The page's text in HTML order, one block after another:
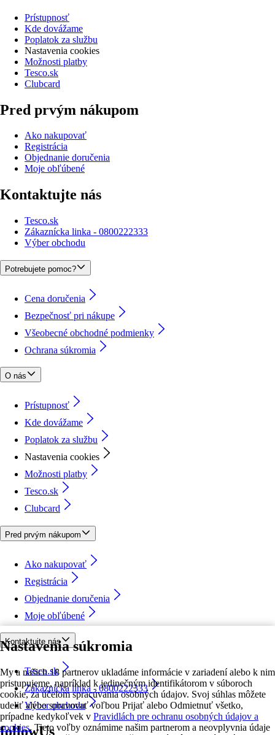
Nastavenia súkromia
My a našich 18 partnerov ukladáme informácie v zariadení alebo k nim
pristupujeme, napríklad k jedinečným identifikátorom v súboroch
cookie, za účelom spracúvania osobných údajov. Svoj súhlas môžete
udeliť alebo spravovať voľbou Prijať alebo Odmietnuť všetko,
prípadne kedykoľvek v Pravidlách pre ochranu osobných údajov a
cookies. Tieto voľby oznámime našim partnerom a neovplyvnia údaje
Prístupnosť
Kde dovážame
Poplatok za službu
Nastavenia cookies
Možnosti platby
Tesco.sk
Clubcard
Pred prvým nákupom
Ako nakupovať
Registrácia
Objednanie doručenia
Moje obľúbené
Kontaktujte nás
Tesco.sk
Zákaznícka linka - 0800222333
Výber obchodu
Potrebujete pomoc?
Cena doručenia
Bezpečnosť pri nákupe
Všeobecné obchodné podmienky
Ochrana súkromia
O nás
Prístupnosť
Kde dovážame
Poplatok za službu
Nastavenia cookies
Možnosti platby
Tesco.sk
Clubcard
Pred prvým nákupom
Ako nakupovať
Registrácia
Objednanie doručenia
Moje obľúbené
Kontaktujte nás
Tesco.sk
Zákaznícka linka - 0800222333
Výber obchodu
followUs